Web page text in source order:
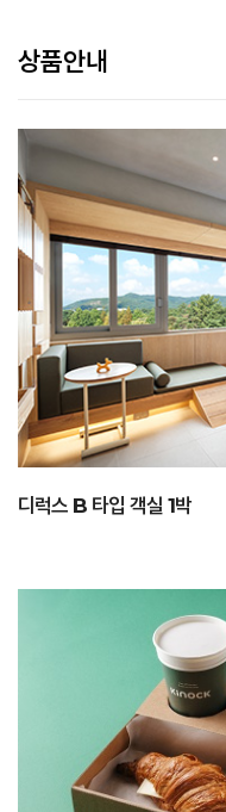
상품안내
디럭스 B 타입 객실 1박